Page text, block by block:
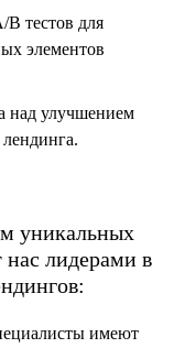
тестов для
элементов
над улучшением
уникальных
лидерами в
имеют